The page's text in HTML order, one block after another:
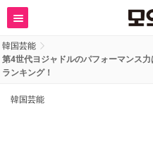
韓国芸能
第4世代ヨジャドルのパフォーマンス
ランキング！
韓国芸能